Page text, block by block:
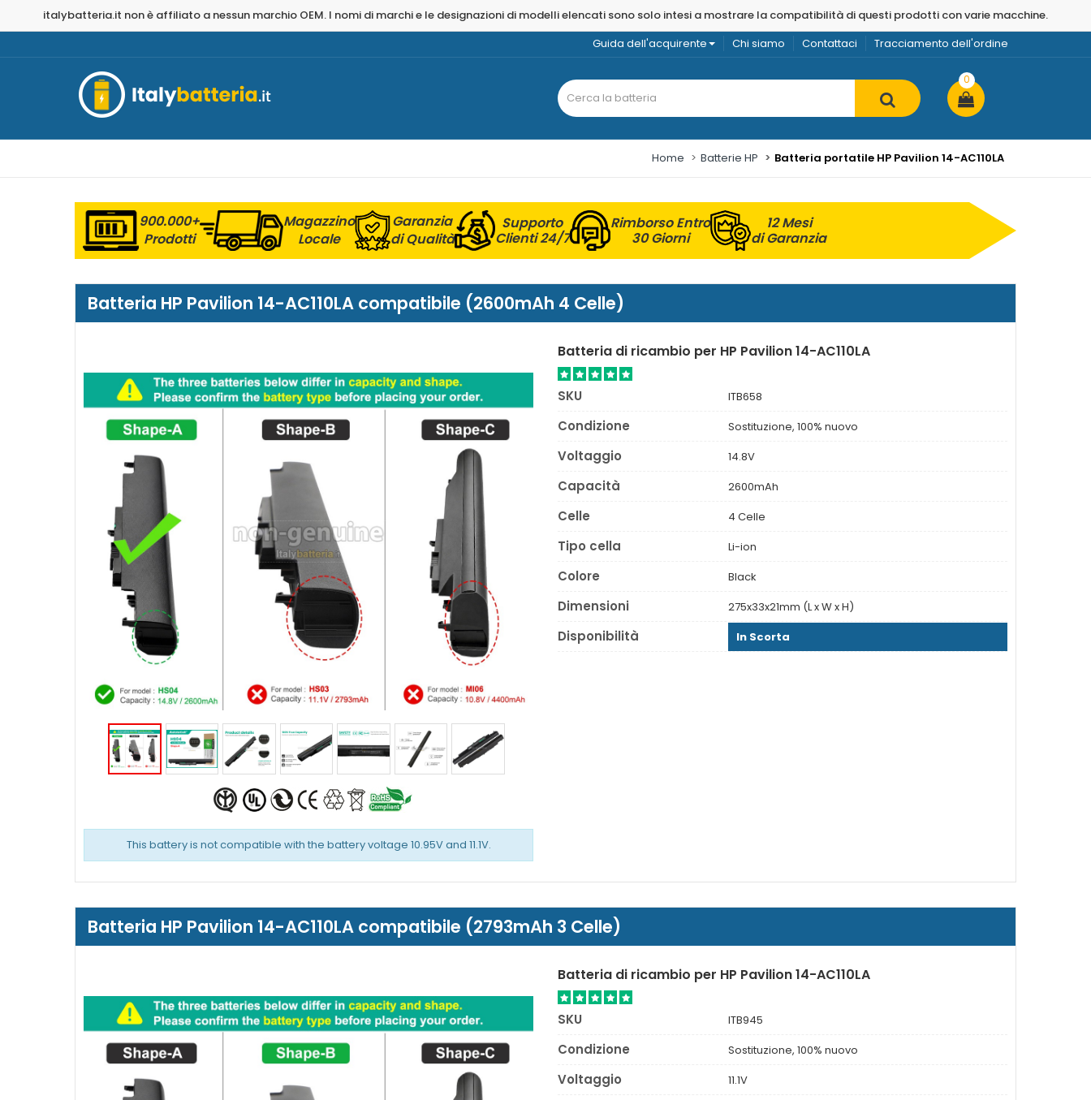
italybatteria.it non è affiliato a nessun marchio OEM. I nomi di marchi e le designazioni di modelli elencati sono solo intesi a mostrare la compatibilità di questi prodotti con varie macchine.
Tracciamento dell'ordine
Contattaci
Chi siamo
Guida dell'acquirente
0
Home Batterie HP Batteria portatile HP Pavilion 14-AC110LA
900.000+
Prodotti
Magazzino
Locale
Garanzia
di Qualità
Supporto
Clienti 24/7
Rimborso Entro
30 Giorni
12 Mesi
di Garanzia
Batteria HP Pavilion 14-AC110LA compatibile (2600mAh 4 Celle)
This battery is not compatible with the battery voltage 10.95V and 11.1V.
Batteria di ricambio per HP Pavilion 14-AC110LA
SKU ITB658
Condizione Sostituzione, 100% nuovo
Voltaggio 14.8V
Capacità 2600mAh
Celle 4 Celle
Tipo cella Li-ion
Colore Black
Dimensioni 275x33x21mm (L x W x H)
Disponibilità In Scorta
Batteria HP Pavilion 14-AC110LA compatibile (2793mAh 3 Celle)
Batteria di ricambio per HP Pavilion 14-AC110LA
SKU ITB945
Condizione Sostituzione, 100% nuovo
Voltaggio 11.1V